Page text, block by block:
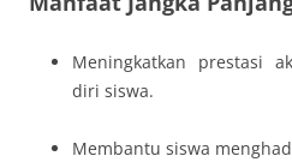
Meningkatkan prestasi
diri siswa.
Membantu siswa